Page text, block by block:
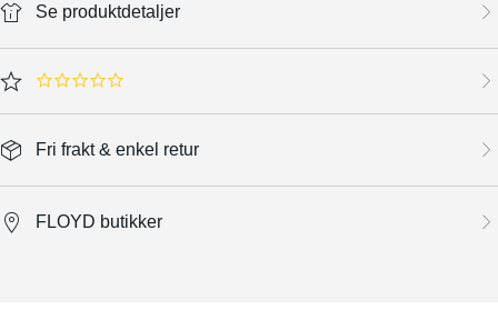
Se produktdetaljer
0.0 star rating
Fri frakt & enkel retur
FLOYD butikker